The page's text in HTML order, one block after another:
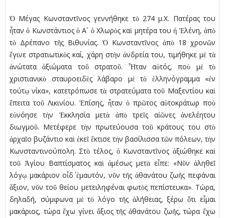
Ὁ Μέγας Κωνσταντῖνος γεννήθηκε τὸ 274 μ.Χ. Πατέρας του
ἦταν ὁ Κωνστάντιος ὁ Α´ ὁ Χλωρὸς καὶ μητέρα του ἡ Ἑλένη, ἀπὸ
τὸ Δρέπανο τῆς Βιθυνίας. Ὁ Κωνσταντῖνος ἀπὸ 18 χρονῶν
ἔγινε στρατιωτικὸς καί, χάρη στὴν ἀνδρεία του, τιμήθηκε μὲ τὰ
ἀνώτατα ἀξιώματα τοῦ στρατοῦ. Ἦταν αὐτός, ποὺ μὲ τὸ
χριστιανικὸ σταυροειδὲς λάβαρο μὲ τὸ ἑλληνόγραμμα «ἐν
τούτῳ νίκα», κατετρόπωσε τὰ στρατεύματα τοῦ Μαξεντίου καὶ
ἔπειτα τοῦ Λικινίου. Ἐπίσης, ἦταν ὁ πρῶτος αὐτοκράτωρ ποὺ
εὐνόησε τὴν Ἐκκλησία μετὰ ἀπὸ τρεῖς αἰῶνες ἀνελέητου
διωγμοῦ. Μετέφερε τὴν πρωτεύουσα τοῦ κράτους του στὸ
ἀρχαῖο βυζάντιο καὶ ἐκεῖ ἔκτισε τὴν βασίλισσα τῶν πόλεων, τὴν
Κωνσταντινούπολη. Στὸ τέλος, ὁ Κωνσταντῖνος ἀξιώθηκε καὶ
τοῦ Ἁγίου Βαπτίσματος καὶ ἀμέσως μετὰ εἶπε: «Νῦν ἀληθεῖ
λόγῳ μακάριον οἶδ΄ ἑμαυτόν, νῦν τῆς ἀθανάτου ζωῆς πεφάναι
ἄξιον, νῦν τοῦ θείου μετειληφέναι φωτὸς πεπίστευκα». Τώρα,
δηλαδή, σύμφωνα μὲ τὸ λόγο τῆς ἀλήθειας, ξέρω ὅτι εἶμαι
μακάριος, τώρα ἔχω γίνει ἄξιος τῆς ἀθανάτου ζωῆς, τώρα ἔχω